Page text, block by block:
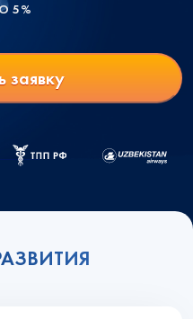
5%
заявку